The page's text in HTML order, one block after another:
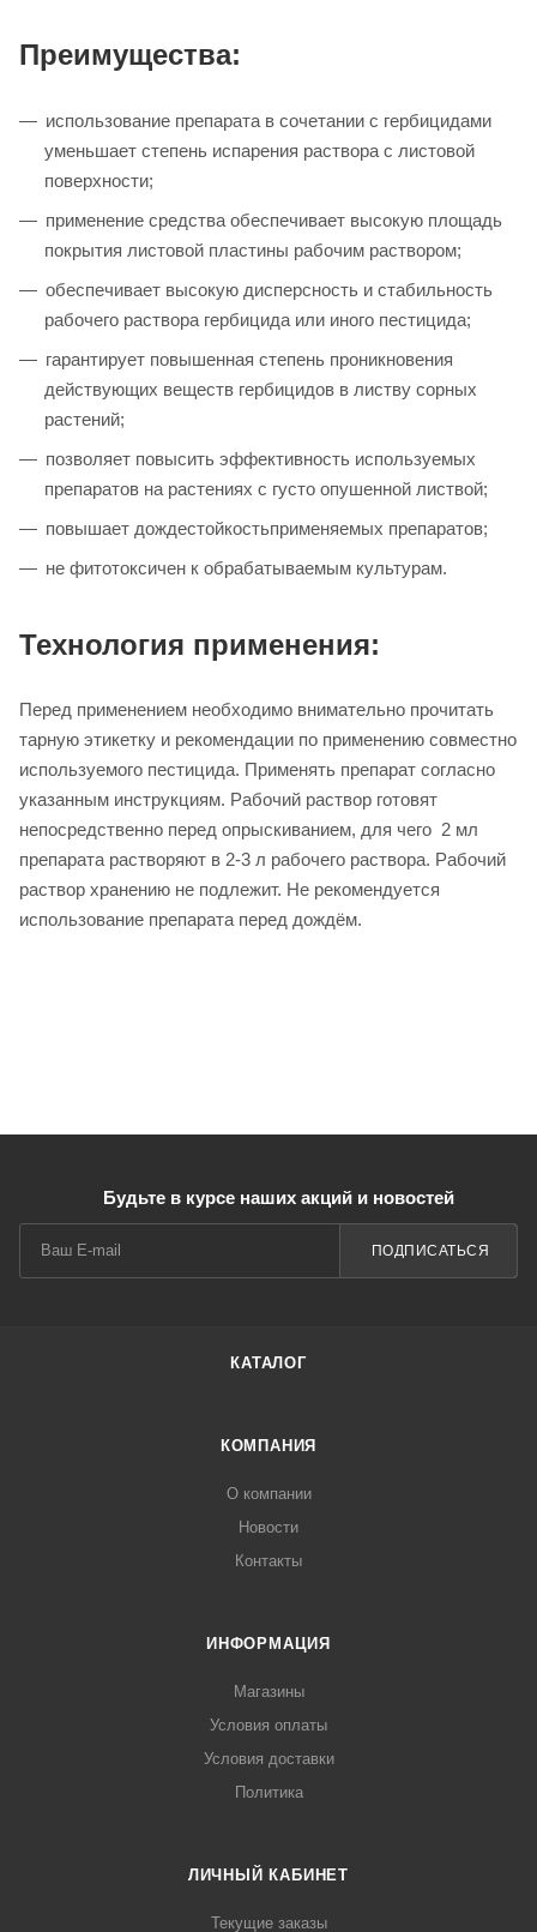
Преимущества:
использование препарата в сочетании с гербицидами
уменьшает степень испарения раствора с листовой
поверхности;
применение средства обеспечивает высокую площадь
покрытия листовой пластины рабочим раствором;
обеспечивает высокую дисперсность и стабильность
рабочего раствора гербицида или иного пестицида;
гарантирует повышенная степень проникновения
действующих веществ гербицидов в листву сорных
растений;
позволяет повысить эффективность используемых
препаратов на растениях с густо опушенной листвой;
повышает дождестойкостьприменяемых препаратов;
не фитотоксичен к обрабатываемым культурам.
Технология применения:
Перед применением необходимо внимательно прочитать
тарную этикетку и рекомендации по применению совместно
используемого пестицида. Применять препарат согласно
указанным инструкциям. Рабочий раствор готовят
непосредственно перед опрыскиванием, для чего 2 мл
препарата растворяют в 2-3 л рабочего раствора. Рабочий
раствор хранению не подлежит. Не рекомендуется
использование препарата перед дождём.
Будьте в курсе наших акций и новостей
ПОДПИСАТЬСЯ
КАТАЛОГ
КОМПАНИЯ
О компании
Новости
Контакты
ИНФОРМАЦИЯ
Магазины
Условия оплаты
Условия доставки
Политика
ЛИЧНЫЙ КАБИНЕТ
Текущие заказы